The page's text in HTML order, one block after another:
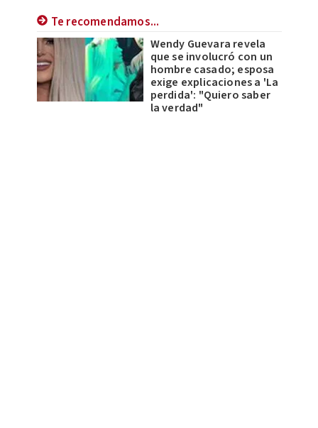
Te recomendamos...
Wendy Guevara revela
que se involucró con un
hombre casado; esposa
exige explicaciones a 'La
perdida': "Quiero saber
la verdad"